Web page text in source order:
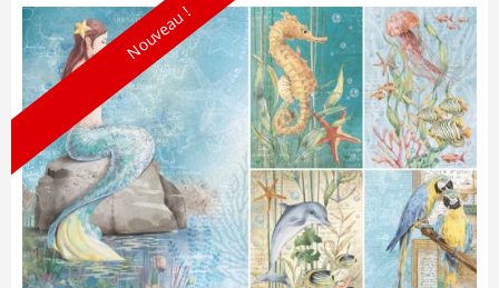
Nouveau !